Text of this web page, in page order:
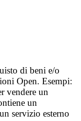
di beni e/o
Open. Esempi:
vendere un
un
servizio esterno